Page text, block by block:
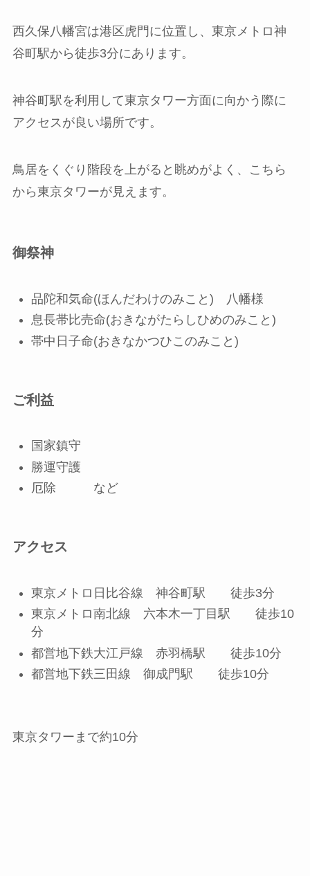
西久保八幡宮は港区虎門に位置し、東京メトロ神
谷町駅から徒歩3分にあります。
神谷町駅を利用して東京タワー方面に向かう際に
アクセスが良い場所です。
鳥居をくぐり階段を上がると眺めがよく、こちら
から東京タワーが見えます。
御祭神
品陀和気命(ほんだわけのみこと) 八幡様
息長帯比売命(おきながたらしひめのみこと)
帯中日子命(おきなかつひこのみこと)
ご利益
国家鎮守
勝運守護
厄除 など
アクセス
東京メトロ日比谷線 神谷町駅 徒歩3分
東京メトロ南北線 六本木一丁目駅 徒歩10
分
都営地下鉄大江戸線 赤羽橋駅 徒歩10分
都営地下鉄三田線 御成門駅 徒歩10分
東京タワーまで約10分